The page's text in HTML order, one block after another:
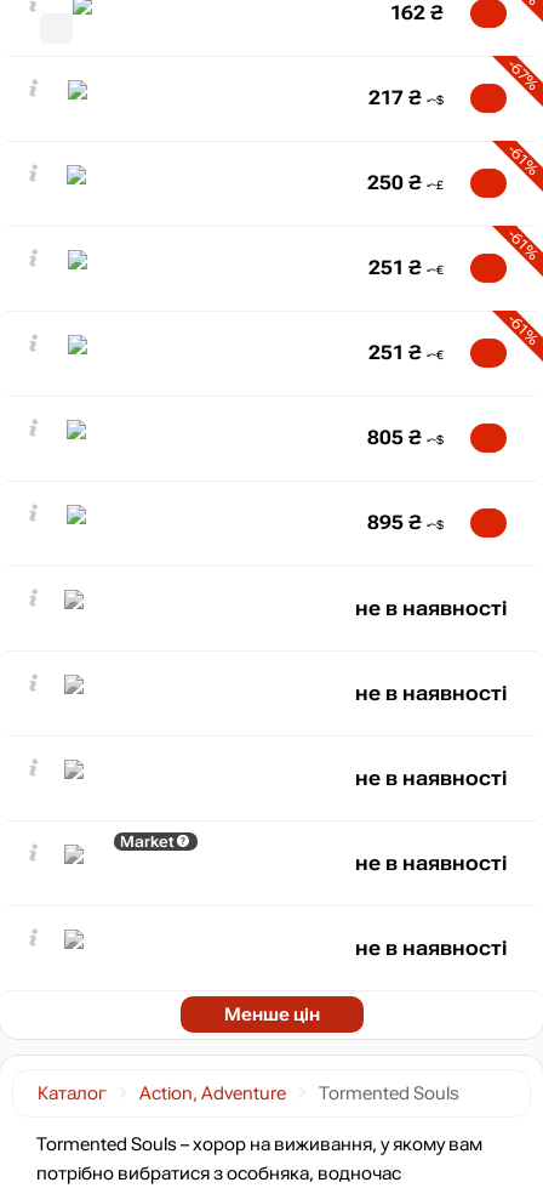
Каталог Action, Adventure Tormented Souls
Tormented Souls – хорор на виживання, у якому вам
потрібно вибратися з особняка, водночас
162 ₴
-67%
217 ₴
-61%
250 ₴
-61%
251 ₴
-61%
251 ₴
805 ₴
895 ₴
не в наявності
не в наявності
не в наявності
Market
не в наявності
не в наявності
Менше цін